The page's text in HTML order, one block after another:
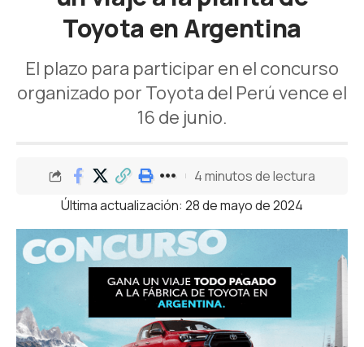
Toyota en Argentina
El plazo para participar en el concurso
organizado por Toyota del Perú vence el
16 de junio.
Última actualización: 28 de mayo de 2024
4 minutos de lectura